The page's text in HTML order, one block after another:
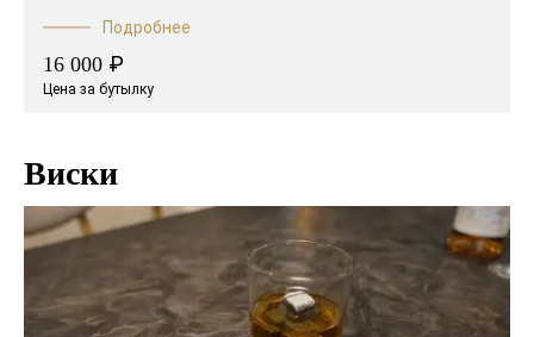
Подробнее
16 000 ₽
Цена за бутылку
Виски